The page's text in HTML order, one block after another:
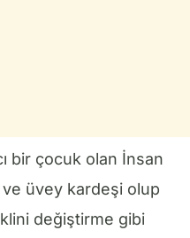
bir çocuk olan İnsan
üvey kardeşi olup
değiştirme gibi